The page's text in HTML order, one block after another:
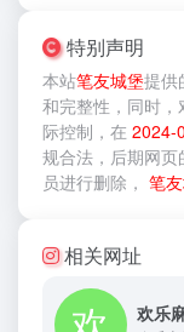
特别声明
本站笔友城堡提供
和完整性，同时
际控制，在 2024-
规合法，后期网
员进行删除， 笔
相关网址
欢乐